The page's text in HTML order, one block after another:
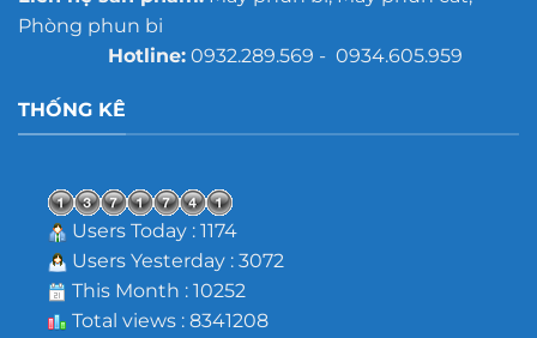
Phòng phun bi
Hotline:0932.289.569 - 0934.605.959
THỐNG KÊ
Users Today : 1174
Users Yesterday : 3072
This Month : 10252
Total views : 8341208